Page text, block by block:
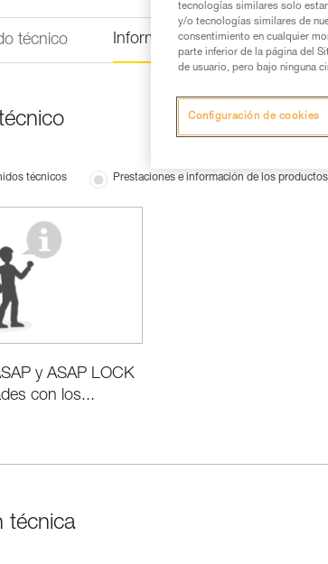
técnico Información técnica
técnicos Prestaciones e información de los productos
y ASAP LOCK
con los...
técnica
tecnologías similares solo
y/o tecnologías similares de
consentimiento en cualquier
parte inferior de la página del
de usuario, pero bajo ninguna
Configuración de cookies